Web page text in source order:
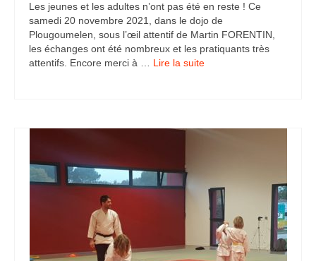
Les jeunes et les adultes n’ont pas été en reste ! Ce
samedi 20 novembre 2021, dans le dojo de
Plougoumelen, sous l’œil attentif de Martin FORENTIN,
les échanges ont été nombreux et les pratiquants très
attentifs. Encore merci à … Lire la suite­­